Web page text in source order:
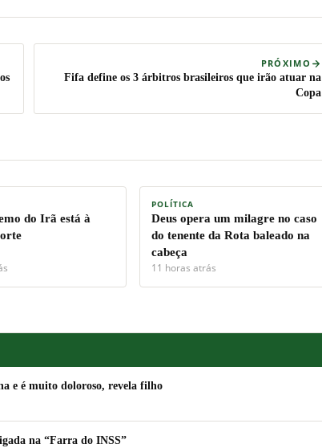
PRÓXIMO
Fifa define os 3 árbitros brasileiros que irão atuar na
Copa
do Irã está à
POLÍTICA
Deus opera um milagre no caso
do tenente da Rota baleado na
cabeça
11 horas atrás
e é muito doloroso, revela filho
na “Farra do INSS”